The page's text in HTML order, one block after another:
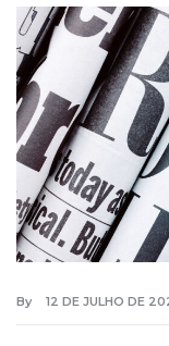
By 12 DE JULHO DE